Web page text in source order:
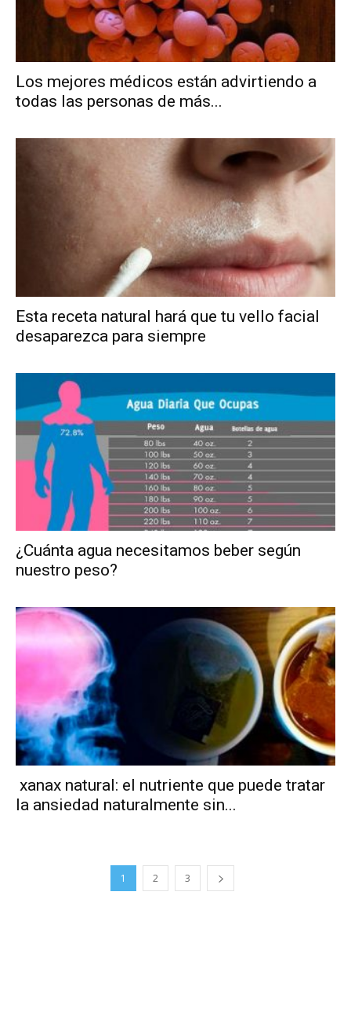
Los mejores médicos están advirtiendo a
todas las personas de más...
Esta receta natural hará que tu vello facial
desaparezca para siempre
¿Cuánta agua necesitamos beber según
nuestro peso?
xanax natural: el nutriente que puede tratar
la ansiedad naturalmente sin...
1 2 3